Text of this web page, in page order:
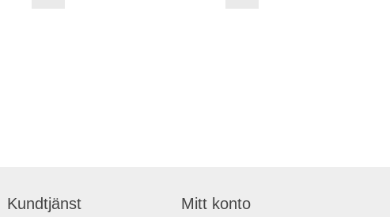
Kundtjänst Mitt konto